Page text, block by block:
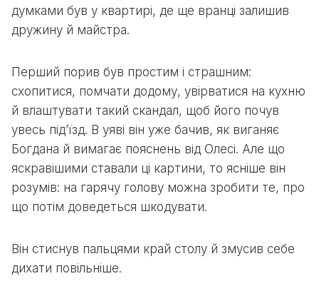
думками був у квартирі, де ще вранці залишив
дружину й майстра.
Перший порив був простим і страшним:
схопитися, помчати додому, увірватися на кухню
й влаштувати такий скандал, щоб його почув
увесь під’їзд. В уяві він уже бачив, як виганяє
Богдана й вимагає пояснень від Олесі. Але що
яскравішими ставали ці картини, то ясніше він
розумів: на гарячу голову можна зробити те, про
що потім доведеться шкодувати.
Він стиснув пальцями край столу й змусив себе
дихати повільніше.